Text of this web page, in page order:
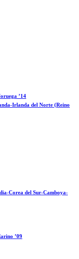
’14
Irlanda del Norte (Reino
Corea del Sur-Camboya-
’09